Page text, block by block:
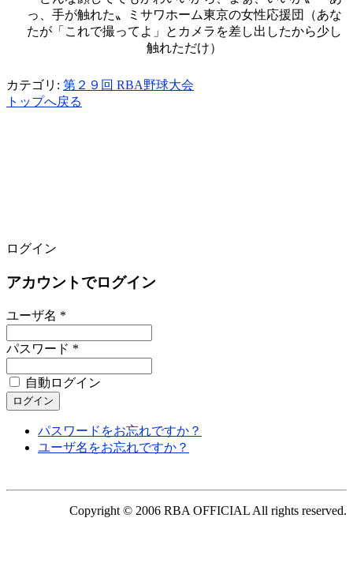
っ、手が触れた〟ミサワホーム東京の女性応援団（あな
たが「これで撮ってよ」とカメラを差し出したから少し
触れただけ）
カテゴリ: 第２９回 RBA野球大会
トップへ戻る
ログイン
アカウントでログイン
ユーザ名 *
パスワード *
自動ログイン
パスワードをお忘れですか？
ユーザ名をお忘れですか？
Copyright © 2006 RBA OFFICIAL All rights reserved.